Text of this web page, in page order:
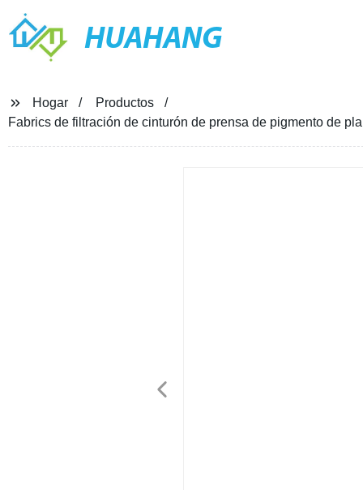
HUAHANG
Hogar
Productos
Fabrics de filtración de cinturón de prensa de pigmento de